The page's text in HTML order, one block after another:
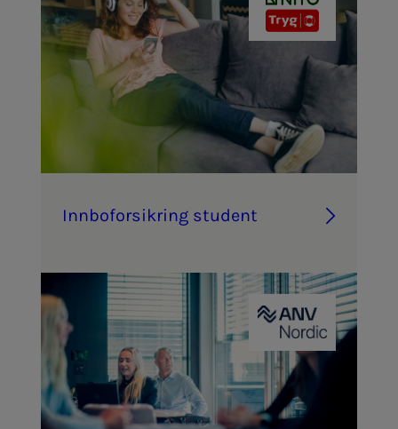
Inn­­­bo­­­for­­­sik­ring stu­­­dent